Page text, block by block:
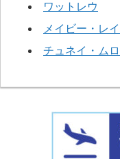
ワットレウ
メイビー・レ
チュネイ・ム